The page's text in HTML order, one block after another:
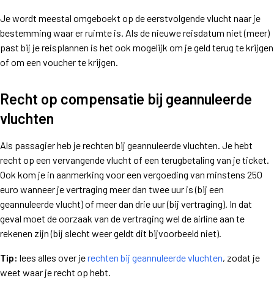
Je wordt meestal omgeboekt op de eerstvolgende vlucht naar je
bestemming waar er ruimte is. Als de nieuwe reisdatum niet (meer)
past bij je reisplannen is het ook mogelijk om je geld terug te krijgen
of om een voucher te krijgen.
Recht op compensatie bij geannuleerde
vluchten
Als passagier heb je rechten bij geannuleerde vluchten. Je hebt
recht op een vervangende vlucht of een terugbetaling van je ticket.
Ook kom je in aanmerking voor een vergoeding van minstens 250
euro wanneer je vertraging meer dan twee uur is (bij een
geannuleerde vlucht) of meer dan drie uur (bij vertraging). In dat
geval moet de oorzaak van de vertraging wel de airline aan te
rekenen zijn (bij slecht weer geldt dit bijvoorbeeld niet).
Tip: lees alles over jerechten bij geannuleerde vluchten, zodat je
weet waar je recht op hebt.